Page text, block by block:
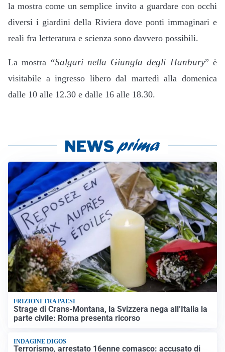
la mostra come un semplice invito a guardare con occhi
diversi i giardini della Riviera dove ponti immaginari e
reali fra letteratura e scienza sono davvero possibili.
La mostra “Salgari nella Giungla degli Hanbury” è
visitabile a ingresso libero dal martedì alla domenica
dalle 10 alle 12.30 e dalle 16 alle 18.30.
FRIZIONI TRA PAESI
Strage di Crans-Montana, la Svizzera nega all’Italia la
parte civile: Roma presenta ricorso
INDAGINE DIGOS
Terrorismo, arrestato 16enne comasco: accusato di